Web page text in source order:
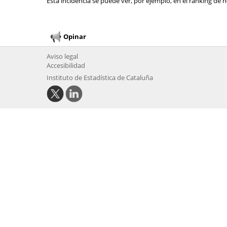
Opinar
Aviso legal
Accesibilidad
Instituto de Estadística de Cataluña